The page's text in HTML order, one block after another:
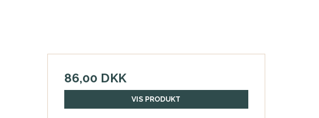
86,00 DKK
VIS PRODUKT